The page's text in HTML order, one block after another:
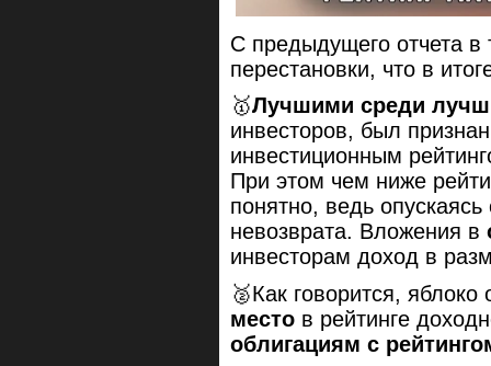
С предыдущего отчета
перестановки, что в
🥇Лучшими среди
инвесторов, был
инвестиционным
При этом чем ниже
понятно, ведь
невозврата. Вложения в
инвесторам доход в
🥈Как говорится,
место в рейтинге
облигациям с